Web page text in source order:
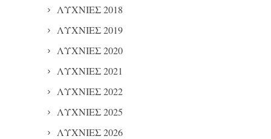
ΛΥΧΝΙΕΣ 2018
ΛΥΧΝΙΕΣ 2019
ΛΥΧΝΙΕΣ 2020
ΛΥΧΝΙΕΣ 2021
ΛΥΧΝΙΕΣ 2022
ΛΥΧΝΙΕΣ 2025
ΛΥΧΝΙΕΣ 2026